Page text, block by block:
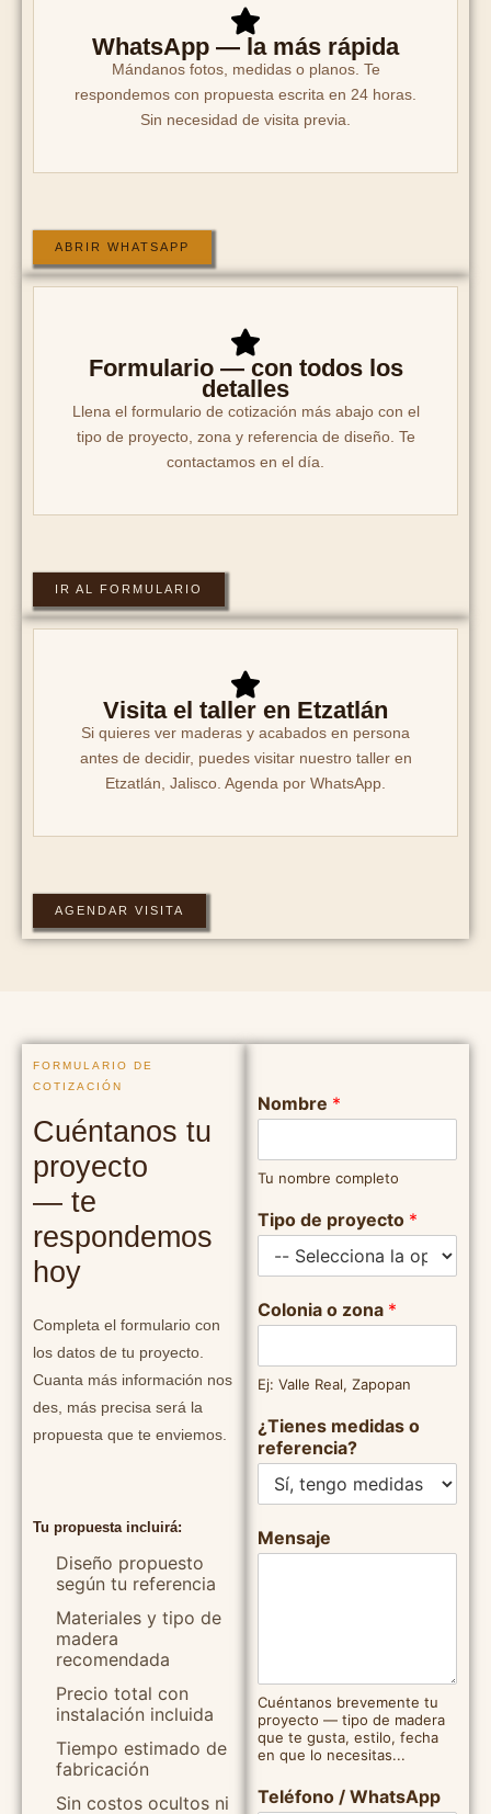
WhatsApp — la más rápida
Mándanos fotos, medidas o planos. Te
respondemos con propuesta escrita en 24 horas.
Sin necesidad de visita previa.
ABRIR WHATSAPP
Formulario — con todos los
detalles
Llena el formulario de cotización más abajo con el
tipo de proyecto, zona y referencia de diseño. Te
contactamos en el día.
IR AL FORMULARIO
Visita el taller en Etzatlán
Si quieres ver maderas y acabados en persona
antes de decidir, puedes visitar nuestro taller en
Etzatlán, Jalisco. Agenda por WhatsApp.
AGENDAR VISITA
FORMULARIO DE
COTIZACIÓN
Cuéntanos tu
proyecto
— te
respondemos
hoy
Completa el formulario con
los datos de tu proyecto.
Cuanta más información nos
des, más precisa será la
propuesta que te enviemos.
Tu propuesta incluirá:
Diseño propuesto
según tu referencia
Materiales y tipo de
madera
recomendada
Precio total con
instalación incluida
Tiempo estimado de
fabricación
Sin costos ocultos ni
Nombre *
Tu nombre completo
Tipo de proyecto *
Colonia o zona *
Ej: Valle Real, Zapopan
¿Tienes medidas o
referencia?
C
o
r
e
f
e
r
e
Mensaje
Cuéntanos brevemente tu
proyecto — tipo de madera
que te gusta, estilo, fecha
en que lo necesitas...
Teléfono / WhatsApp